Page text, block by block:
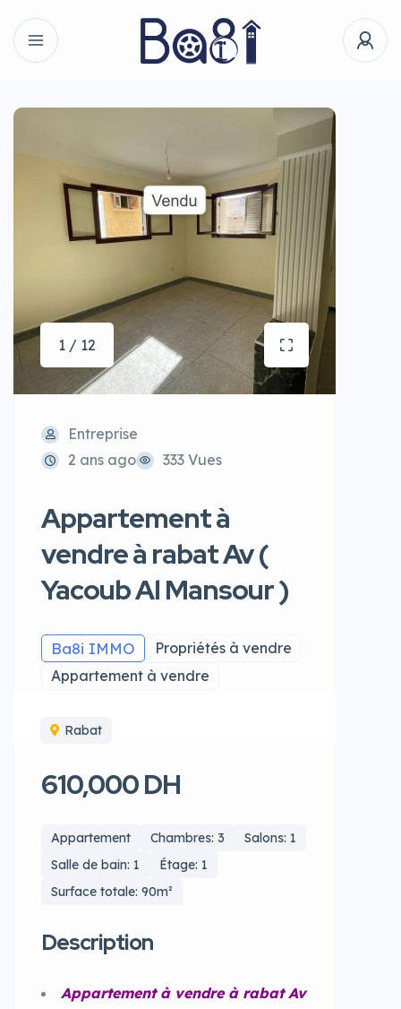
1 / 12
Entreprise
2 ans ago
333 Vues
Appartement à
vendre à rabat Av (
Yacoub Al Mansour )
Ba8i IMMO
Propriétés à vendre
Appartement à vendre
Rabat
610,000 DH
Appartement Chambres: 3
Salons: 1
Salle de bain: 1
Étage: 1
Surface totale: 90m²
Description
Appartement à vendre à rabat Av